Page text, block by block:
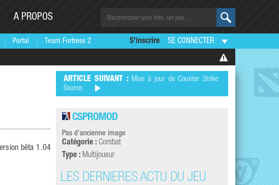
Portal Team Fortress 2
A PROPOS
S'inscrire SE CONNECTER
ARTICLE SUIVANT :Mise à jour de Counter Strike
Source
CSPROMOD
Pas d'ancienne image
Catégorie : Combat
Type : Multijoueur
LES DERNIÈRES ACTU DU JEU LES